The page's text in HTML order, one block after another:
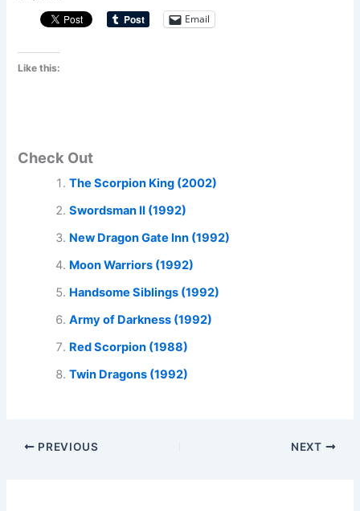
Email
Like this:
Check Out
The Scorpion King (2002)
Swordsman II (1992)
New Dragon Gate Inn (1992)
Moon Warriors (1992)
Handsome Siblings (1992)
Army of Darkness (1992)
Red Scorpion (1988)
Twin Dragons (1992)
PREVIOUS NEXT